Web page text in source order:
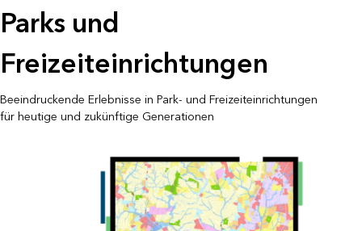
Parks und
Freizeiteinrichtungen
Beeindruckende Erlebnisse in Park- und Freizeiteinrichtungen
für heutige und zukünftige Generationen